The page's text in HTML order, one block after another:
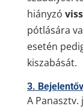
hiányzó
pótlására
esetén
kiszabását.
3.
A Panasztv.